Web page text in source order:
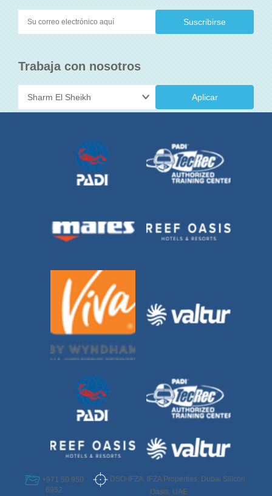
Trabaja con nosotros
Aplicar
+971 50 950
6952
DSO-IFZA, IFZA Properties, Dubai Silicon
Oasis, UAE